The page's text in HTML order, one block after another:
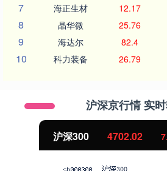
7 海正生材 12.17
8 晶华微 25.76
9 海达尔 82.4
10 科力装备 26.79
沪深京行情 实
北证50 1122.88 -